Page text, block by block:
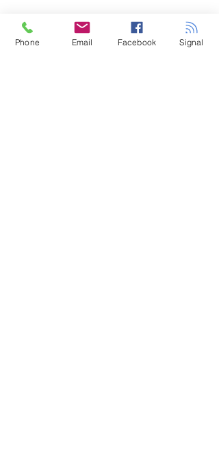
📍 'Hedevelds Bio Ei
     Lodiek Landen 2
    7626 NA in Hertme
Phone Email Facebook Signal